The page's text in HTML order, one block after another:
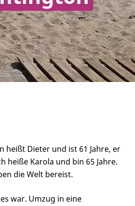
heißt Dieter und ist 61 Jahre, er
heiße Karola und bin 65 Jahre.
die Welt bereist.
war. Umzug in eine